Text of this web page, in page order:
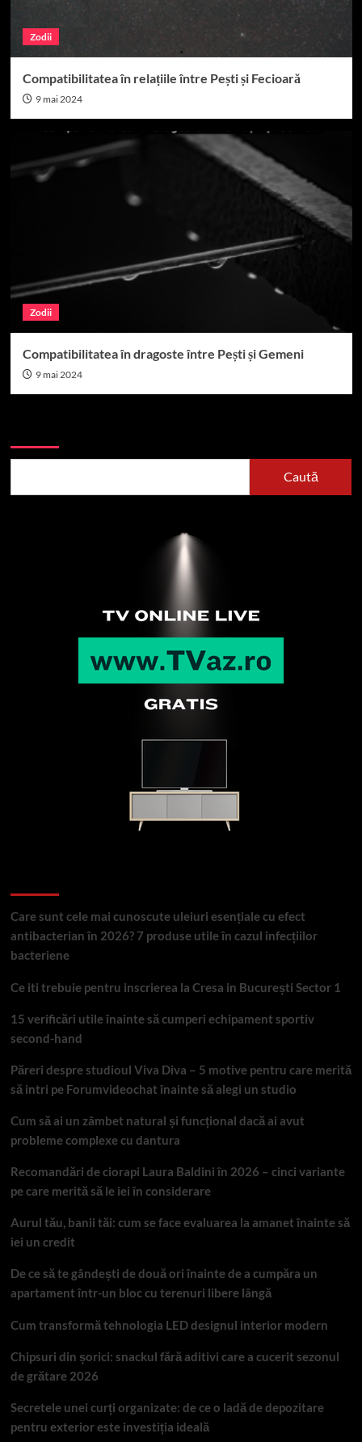
Zodii
Compatibilitatea în relațiile între Pești și Fecioară
9 mai 2024
Zodii
Compatibilitatea în dragoste între Pești și Gemeni
9 mai 2024
Caută
Care sunt cele mai cunoscute uleiuri esențiale cu efect
antibacterian în 2026? 7 produse utile în cazul infecțiilor
bacteriene
Ce iti trebuie pentru inscrierea la Cresa in București Sector 1
15 verificări utile înainte să cumperi echipament sportiv
second-hand
Păreri despre studioul Viva Diva – 5 motive pentru care merită
să intri pe Forumvideochat înainte să alegi un studio
Cum să ai un zâmbet natural și funcțional dacă ai avut
probleme complexe cu dantura
Recomandări de ciorapi Laura Baldini în 2026 – cinci variante
pe care merită să le iei în considerare
Aurul tău, banii tăi: cum se face evaluarea la amanet înainte să
iei un credit
De ce să te gândești de două ori înainte de a cumpăra un
apartament într-un bloc cu terenuri libere lângă
Cum transformă tehnologia LED designul interior modern
Chipsuri din șorici: snackul fără aditivi care a cucerit sezonul
de grătare 2026
Secretele unei curți organizate: de ce o ladă de depozitare
pentru exterior este investiția ideală